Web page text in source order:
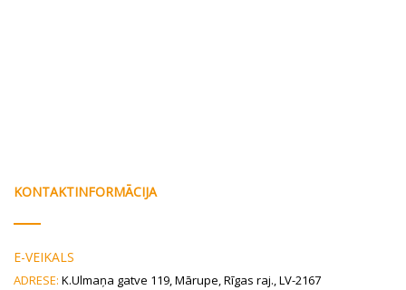
KONTAKTINFORMĀCIJA
E-VEIKALS
ADRESE: K.Ulmaņa gatve 119, Mārupe, Rīgas raj., LV-2167